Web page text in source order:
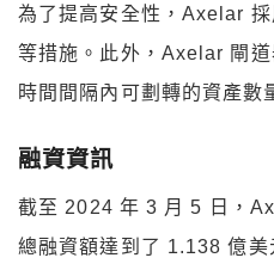
為了提高安全性，Axelar
等措施。此外，Axelar 閘
時間間隔內可劃轉的資產數
融資資訊
截至 2024 年 3 月 5 日，
總融資額達到了 1.138 億